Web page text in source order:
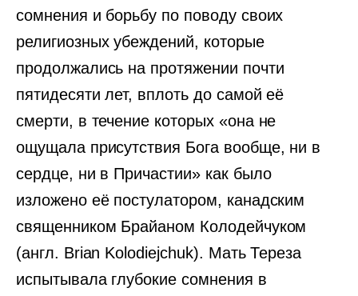
сомнения и борьбу по поводу своих
религиозных убеждений, которые
продолжались на протяжении почти
пятидесяти лет, вплоть до самой её
смерти, в течение которых «она не
ощущала присутствия Бога вообще, ни в
сердце, ни в Причастии» как было
изложено её постулатором, канадским
священником Брайаном Колодейчуком
(англ. Brian Kolodiejchuk). Мать Тереза
испытывала глубокие сомнения в